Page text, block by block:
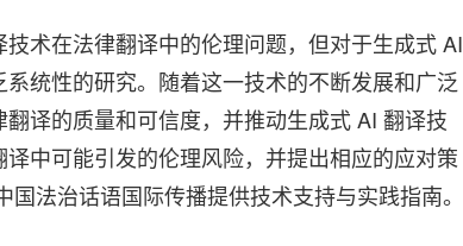
术在法律翻译中的伦理问题，但对于生成式 AI
统性的研究。随着这一技术的不断发展和广泛
译的质量和可信度，并推动生成式 AI 翻译技
中可能引发的伦理风险，并提出相应的应对策
法治话语国际传播提供技术支持与实践指南。